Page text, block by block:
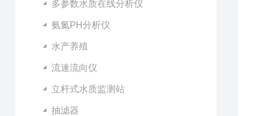
多参数水质在线分析仪
氨氮PH分析仪
水产养殖
流速流向仪
立杆式水质监测站
抽滤器